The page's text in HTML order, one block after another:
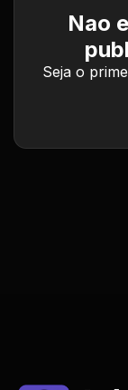
Nao
Seja o